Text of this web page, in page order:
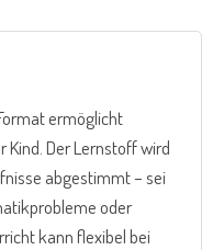
ermöglicht
Der Lernstoff wird
abgestimmt – sei
oder
kann flexibel bei